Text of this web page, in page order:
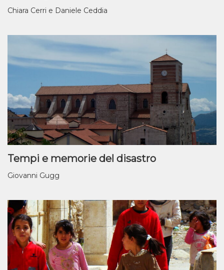
Chiara Cerri e Daniele Ceddia
Tempi e memorie del disastro
Giovanni Gugg